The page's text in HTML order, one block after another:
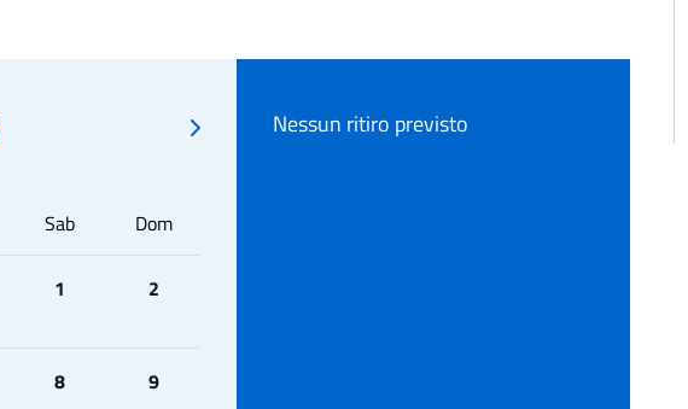
Sab Dom
1 2
8 9
Nessun ritiro previsto